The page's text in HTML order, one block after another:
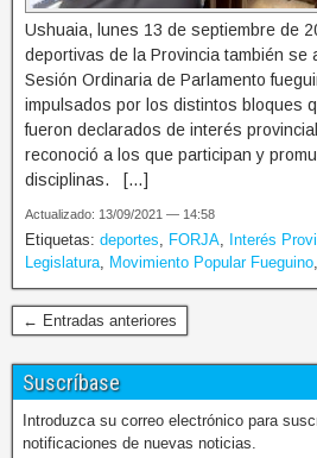
Ushuaia, lunes 13 de septiembre de
deportivas de la Provincia también se
Sesión Ordinaria de Parlamento
impulsados por los distintos bloques
fueron declarados de interés
reconoció a los que participan y
disciplinas. […]
Actualizado: 13/09/2021 — 14:58
Etiquetas: deportes FORJA Interés
Legislatura
Movimiento Popular Fueguino
← Entradas anteriores
Suscríbase
Introduzca su correo electrónico para
notificaciones de nuevas noticias.